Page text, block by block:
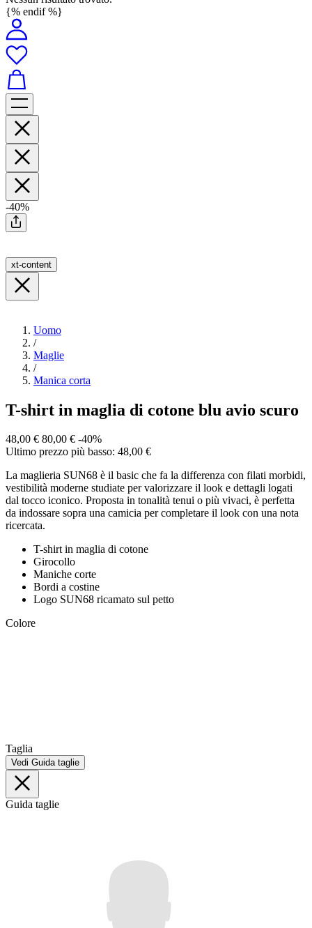
{% endif %}
-40%
xt-content
Uomo
/
Maglie
/
Manica corta
T-shirt in maglia di cotone blu avio scuro
48,00 € 80,00 € -40%
Ultimo prezzo più basso: 48,00 €
La maglieria SUN68 è il basic che fa la differenza con filati morbidi,
vestibilità moderne studiate per valorizzare il look e dettagli logati
dal tocco iconico. Proposta in tonalità tenui o più vivaci, è perfetta
da indossare sopra una camicia per completare il look con una nota
ricercata.
T-shirt in maglia di cotone
Girocollo
Maniche corte
Bordi a costine
Logo SUN68 ricamato sul petto
Colore
Taglia
Vedi Guida taglie
Guida taglie